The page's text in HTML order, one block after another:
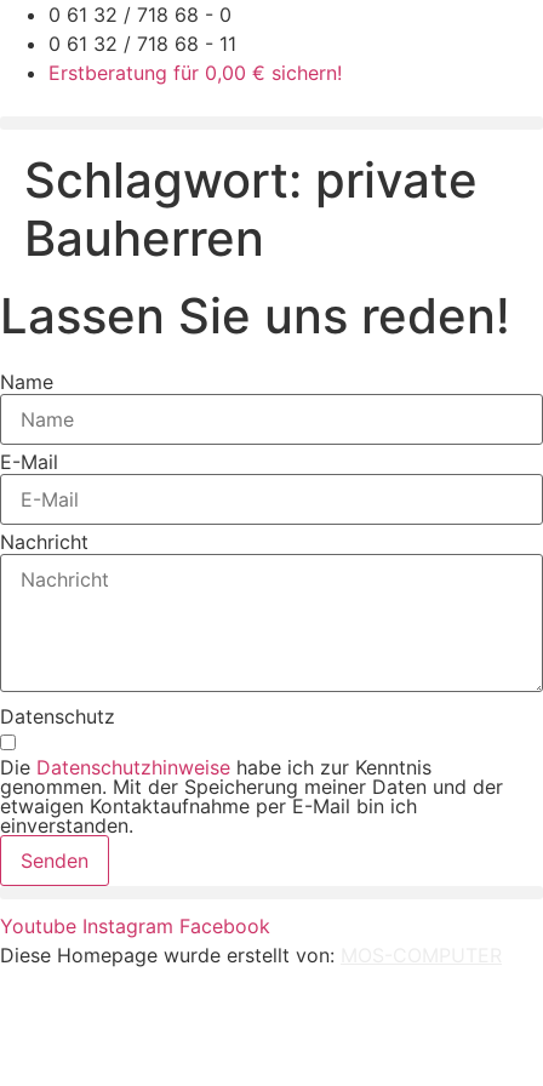
Zum
Inhalt
springen
0 61 32 / 718 68 - 0
0 61 32 / 718 68 - 11
Erstberatung für 0,00 € sichern!
Schlagwort: private
Bauherren
Lassen Sie uns reden!
Name
E-Mail
Nachricht
Datenschutz
Die Datenschutzhinweise habe ich zur Kenntnis
genommen. Mit der Speicherung meiner Daten und der
etwaigen Kontaktaufnahme per E-Mail bin ich
einverstanden.
Senden
Youtube Instagram Facebook
Diese Homepage wurde erstellt von: